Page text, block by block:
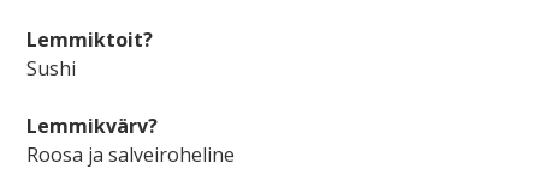
Lemmiktoit?
Sushi
Lemmikvärv?
Roosa ja salveiroheline